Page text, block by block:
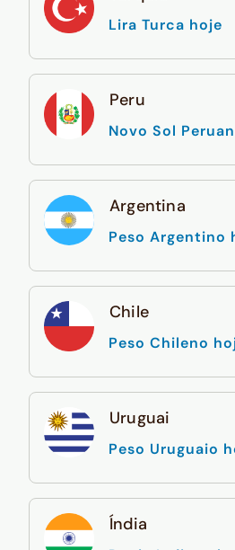
Lira Turca hoje
Peru
Novo Sol
Argentina
Peso Argentino
Chile
Peso Chileno
Uruguai
Peso Uruguaio
Índia